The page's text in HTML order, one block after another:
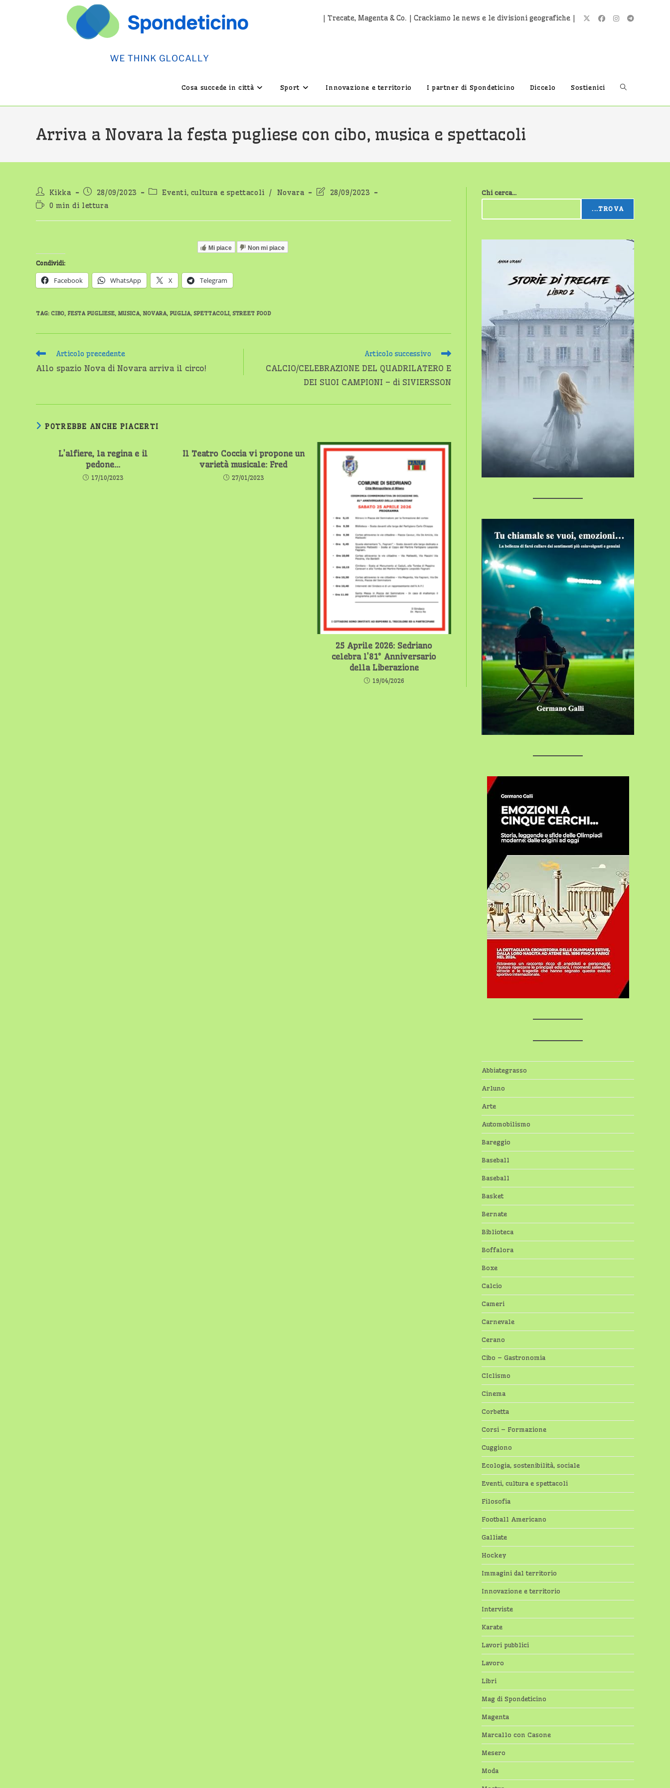
| Trecate, Magenta & Co. | Crackiamo le news e le divisioni geografiche |
Cosa succede in città Sport Innovazione e territorio I partner di Spondeticino Diccelo Sostienici Attiva/
ricerca
sul
Arriva a Novara la festa pugliese con cibo, musica e spettacoli
Autore
dell'articolo:
Kikka
Articolo
pubblicato:
28/09/2023
Categoria
Eventi, cultura e spettacoli / Novara
Ultima28/09/2023
Tempo
lettura:
0 min di lettura
Mi piace Non mi piace
Condividi:
Facebook WhatsApp X Telegram
TAG: CIBO, FESTA PUGLIESE, MUSICA, NOVARA, PUGLIA, SPETTACOLI, STREET FOOD
Leggi
articoli
Articolo precedente
Allo spazio Nova di Novara arriva il circo!
Articolo successivo
CALCIO/CELEBRAZIONE DEL QUADRILATERO E
DEI SUOI CAMPIONI – di SIVIERSSON
POTREBBE ANCHE PIACERTI
L’alfiere, la regina e il
pedone…
17/10/2023
Il Teatro Coccia vi propone un
varietà musicale: Fred
27/01/2023
25 Aprile 2026: Sedriano
celebra l’81° Anniversario
della Liberazione
19/04/2026
Chi cerca...
...TROVA
Abbiategrasso
Arluno
Arte
Automobilismo
Bareggio
Baseball
Baseball
Basket
Bernate
Biblioteca
Boffalora
Boxe
Calcio
Cameri
Carnevale
Cerano
Cibo – Gastronomia
CIclismo
Cinema
Corbetta
Corsi – Formazione
Cuggiono
Ecologia, sostenibilità, sociale
Eventi, cultura e spettacoli
Filosofia
Football Americano
Galliate
Hockey
Immagini dal territorio
Innovazione e territorio
Interviste
Karate
Lavori pubblici
Lavoro
Libri
Mag di Spondeticino
Magenta
Marcallo con Casone
Mesero
Moda